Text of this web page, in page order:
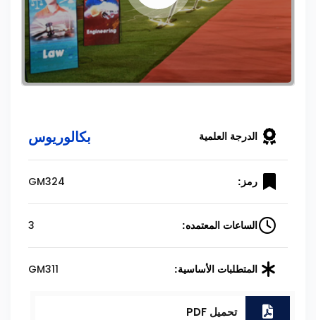
الدرجة العلمية بكالوريوس
رمز: GM324
الساعات المعتمده: 3
المتطلبات الأساسية: GM311
تحميل PDF